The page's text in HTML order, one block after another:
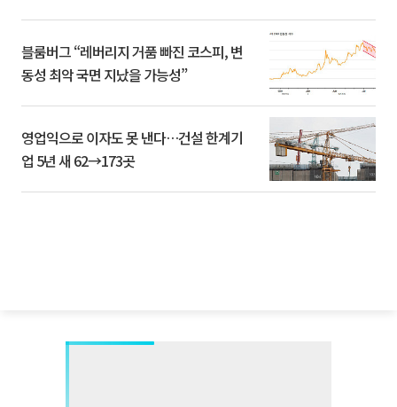
블룸버그 “레버리지 거품 빠진 코스피, 변
동성 최악 국면 지났을 가능성”
영업익으로 이자도 못 낸다…건설 한계기
업 5년 새 62→173곳